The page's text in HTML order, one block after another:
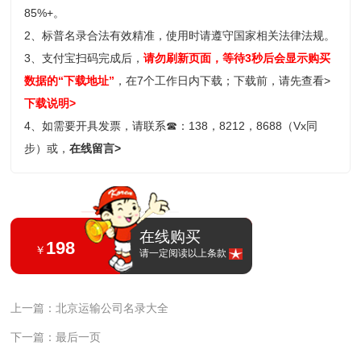
85%+。
2、标普名录合法有效精准，使用时请遵守国家相关法律法规。
3、支付宝扫码完成后，请勿刷新页面，等待3秒后会显示购买
数据的“下载地址” ，在7个工作日内下载；下载前，请先查看>
下载说明>
4、如需要开具发票，请联系☎ ：138，8212，8688（Vx同
步）或，在线留言>
￥ 198
在线购买
请一定阅读以上条款
上一篇：北京运输公司名录大全
下一篇：最后一页